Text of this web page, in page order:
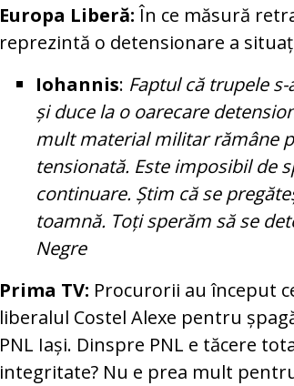
Europa Liberă:În ce măsură
reprezintă o detensionare a
Iohannis: Faptul că trupele
și duce la o oarecare
mult material militar rămâne
tensionată. Este imposibil de
continuare. Știm că se
toamnă. Toți sperăm să se
Negre
Prima TV: Procurorii au început
liberalul Costel Alexe pentru
PNL Iași. Dinspre PNL e tăcere
integritate? Nu e prea mult